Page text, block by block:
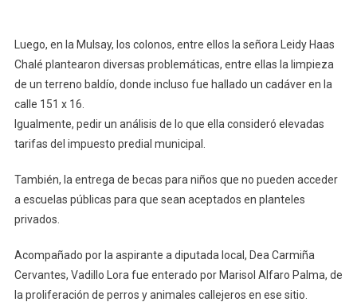
Luego, en la Mulsay, los colonos, entre ellos la señora Leidy Haas
Chalé plantearon diversas problemáticas, entre ellas la limpieza
de un terreno baldío, donde incluso fue hallado un cadáver en la
calle 151 x 16.
Igualmente, pedir un análisis de lo que ella consideró elevadas
tarifas del impuesto predial municipal.
También, la entrega de becas para niños que no pueden acceder
a escuelas públicas para que sean aceptados en planteles
privados.
Acompañado por la aspirante a diputada local, Dea Carmiña
Cervantes, Vadillo Lora fue enterado por Marisol Alfaro Palma, de
la proliferación de perros y animales callejeros en ese sitio.